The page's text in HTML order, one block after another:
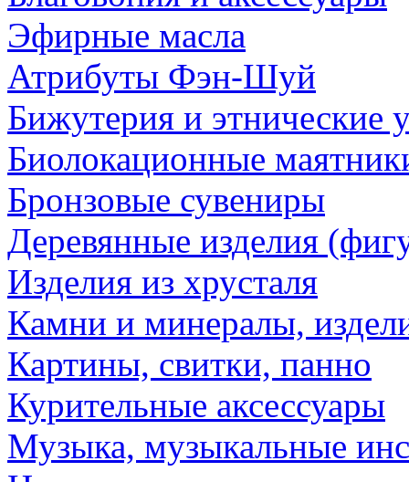
Эфирные масла
Атрибуты Фэн-Шуй
Бижутерия и этнические
Биолокационные
Бронзовые сувениры
Деревянные изделия
Изделия из хрусталя
Камни и минералы,
Картины, свитки, панно
Курительные аксессуары
Музыка, музыкальные